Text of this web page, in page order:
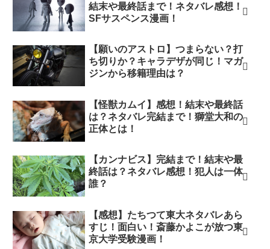
結末や最終話まで！ネタバレ感想！
SFサスペンス漫画！
【願いのアストロ】つまらない？打
ち切りか？キャラデザが同じ！マガ
ジンから移籍理由は？
【怪獣カムイ】感想！結末や最終話
は？ネタバレ完結まで！獅堂大和の
正体とは！
【カンナビス】完結まで！結末や最
終話は？ネタバレ感想！犯人は一体
誰？
【感想】たちつて東大ネタバレあら
すじ！面白い！斎藤かよこが放つ東
京大学受験漫画！